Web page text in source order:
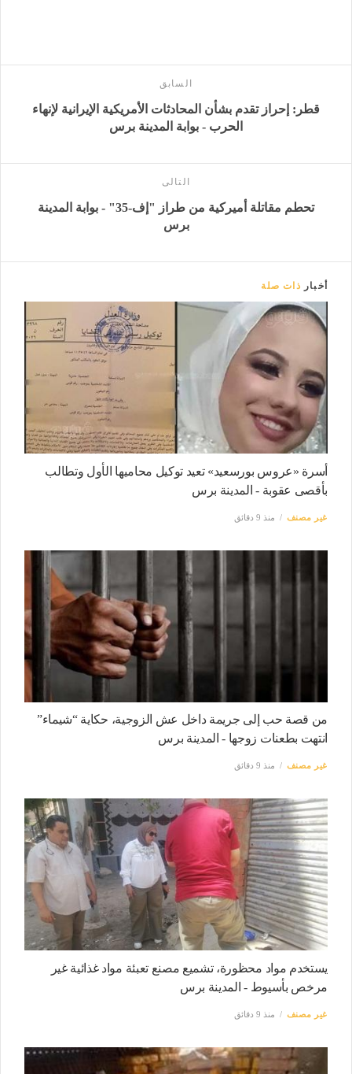
السابق
قطر: إحراز تقدم بشأن المحادثات الأمريكية الإيرانية لإنهاء
الحرب - بوابة المدينة برس
التالى
تحطم مقاتلة أميركية من طراز "إف-35" - بوابة المدينة
برس
أخبار ذات صلة
أسرة «عروس بورسعيد» تعيد توكيل محاميها الأول وتطالب
بأقصى عقوبة - المدينة برس
غير مصنف منذ 9 دقائق
من قصة حب إلى جريمة داخل عش الزوجية، حكاية “شيماء”
انتهت بطعنات زوجها - المدينة برس
غير مصنف منذ 9 دقائق
يستخدم مواد محظورة، تشميع مصنع تعبئة مواد غذائية غير
مرخص بأسيوط - المدينة برس
غير مصنف منذ 9 دقائق